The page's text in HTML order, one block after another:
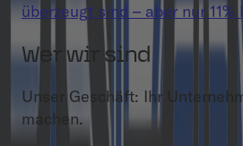
überzeugt sind – aber nur 11%
Wer wir sind
Unser Geschäft: Ihr
machen.